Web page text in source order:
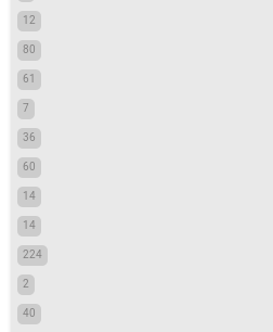
12
80
61
7
36
60
14
14
224
2
40